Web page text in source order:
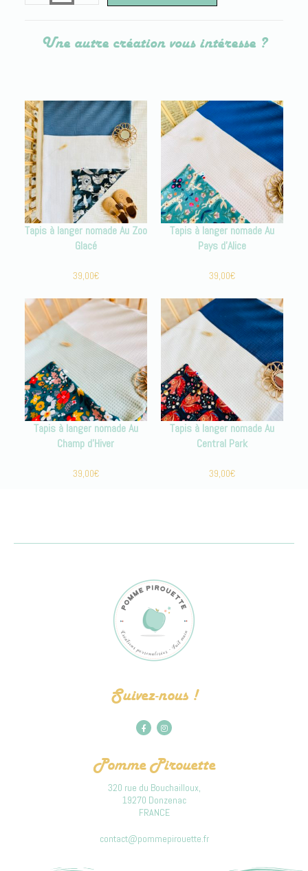
Une autre création vous intéresse ?
Tapis à langer nomade Au Zoo
Glacé
39,00€
Tapis à langer nomade Au
Pays d’Alice
39,00€
Tapis à langer nomade Au
Champ d’Hiver
39,00€
Tapis à langer nomade Au
Central Park
39,00€
Suivez-nous !
Pomme Pirouette
320 rue du Bouchailloux,
19270 Donzenac
FRANCE
contact@pommepirouette.fr